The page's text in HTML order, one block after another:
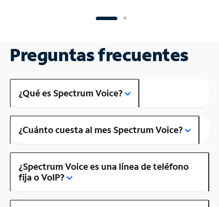
Preguntas frecuentes
¿Qué es Spectrum Voice?
¿Cuánto cuesta al mes Spectrum Voice?
¿Spectrum Voice es una línea de teléfono
fija o VoIP?